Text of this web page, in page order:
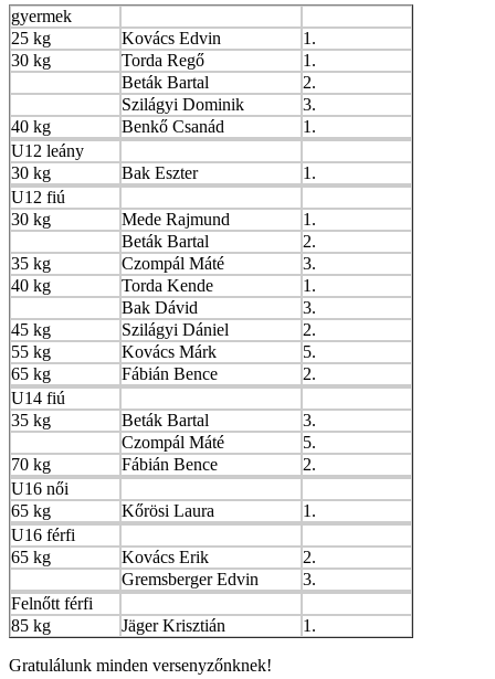
gyermek
25 kg
Kovács Edvin
1.
30 kg
Torda Regő
1.
Beták Bartal
2.
Szilágyi Dominik
3.
40 kg
Benkő Csanád
1.
U12 leány
30 kg
Bak Eszter
1.
U12 fiú
30 kg
Mede Rajmund
1.
Beták Bartal
2.
35 kg
Czompál Máté
3.
40 kg
Torda Kende
1.
Bak Dávid
3.
45 kg
Szilágyi Dániel
2.
55 kg
Kovács Márk
5.
65 kg
Fábián Bence
2.
U14 fiú
35 kg
Beták Bartal
3.
Czompál Máté
5.
70 kg
Fábián Bence
2.
U16 női
65 kg
Kőrösi Laura
1.
U16 férfi
65 kg
Kovács Erik
2.
Gremsberger Edvin
3.
Felnőtt férfi
85 kg
Jäger Krisztián 1.
Gratulálunk minden versenyzőnknek!